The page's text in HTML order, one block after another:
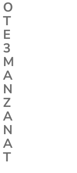
O
T
E
3
M
A
N
Z
A
N
A
T